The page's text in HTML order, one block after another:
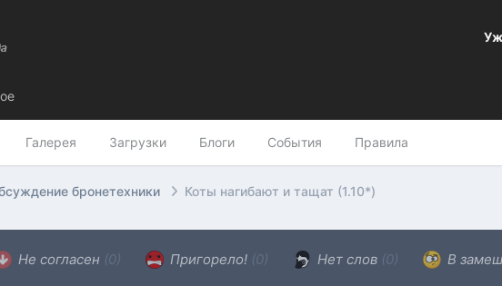
Галерея Загрузки Блоги События Правила
бронетехники Коты нагибают и тащат (1.10*)
Не согласен (0) Пригорело! (0) Нет слов (0) В